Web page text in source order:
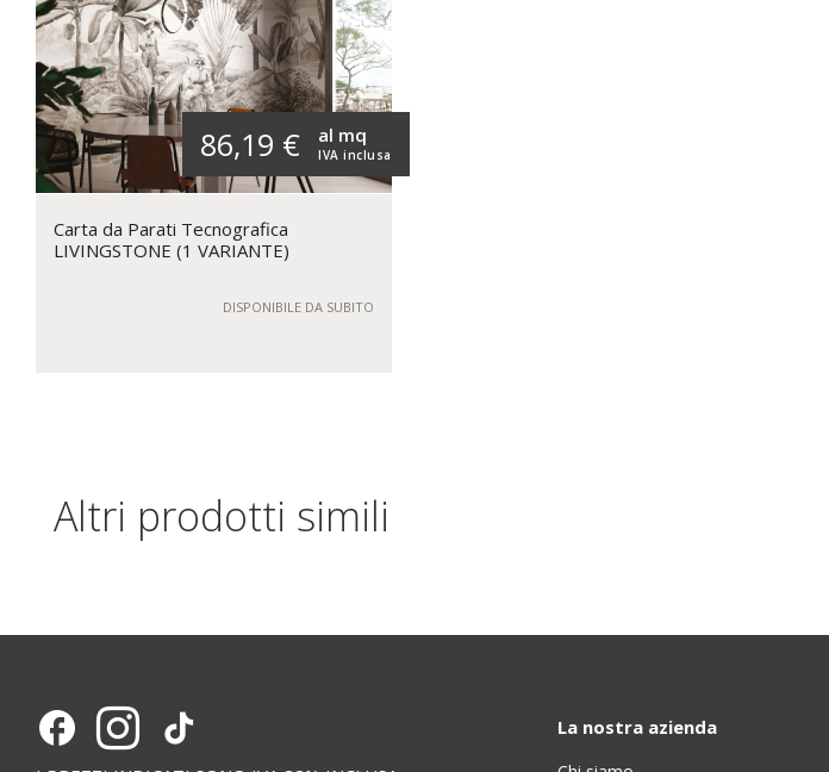
86,19 € IVA inclusa
al mq
Carta da Parati Tecnografica
LIVINGSTONE (1 VARIANTE)
DISPONIBILE DA SUBITO
Altri prodotti simili
La nostra azienda